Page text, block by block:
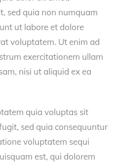
sed quia non numquam
ut labore et dolore
voluptatem. Ut enim ad
exercitationem ullam
nisi ut aliquid ex ea
quia voluptas sit
sed quia consequuntur
voluptatem sequi
est, qui dolorem